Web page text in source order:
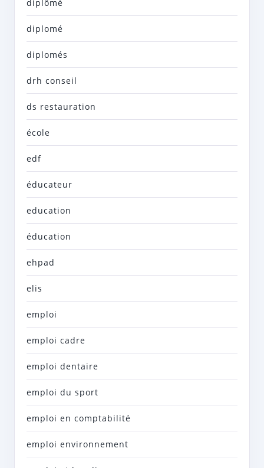
diplômé
diplomé
diplomés
drh conseil
ds restauration
école
edf
éducateur
education
éducation
ehpad
elis
emploi
emploi cadre
emploi dentaire
emploi du sport
emploi en comptabilité
emploi environnement